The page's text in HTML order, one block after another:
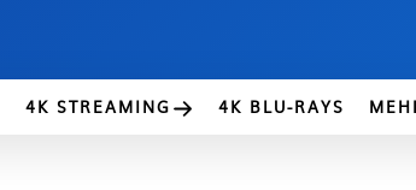
4K STREAMING 4K BLU-RAYS